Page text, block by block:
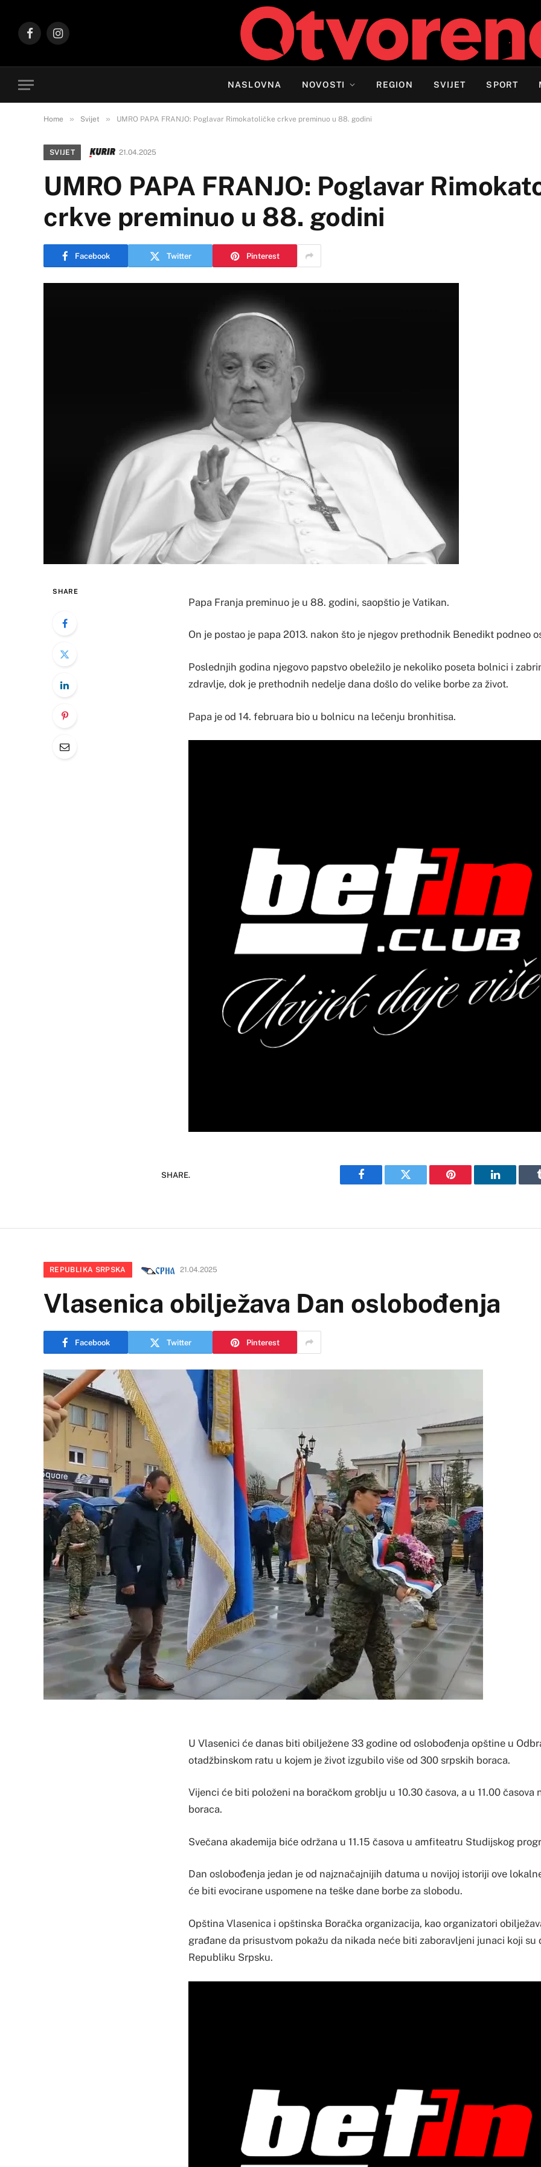
FacebookInstagram
NASLOVNA NOVOSTI REGION SVIJET SPORT
Home » Svijet » UMRO PAPA FRANJO: Poglavar Rimokatoličke crkve preminuo u 88. godini
SVIJET 21.04.2025
UMRO PAPA FRANJO: Poglavar
crkve preminuo u 88. godini
Facebook Twitter Pinterest
SHARE
Papa Franja preminuo je u 88. godini, saopštio je Vatikan.
On je postao je papa 2013. nakon što je njegov prethodnik Benedikt podneo
Poslednjih godina njegovo papstvo obeležilo je nekoliko poseta bolnici i
zdravlje, dok je prethodnih nedelje dana došlo do velike borbe za život.
Papa je od 14. februara bio u bolnicu na lečenju bronhitisa.
SHARE.
Facebook Twitter Pinterest LinkedIn
REPUBLIKA SRPSKA 21.04.2025
Vlasenica obilježava Dan oslobođenja
Facebook Twitter Pinterest
U Vlasenici će danas biti obilježene 33 godine od oslobođenja opštine u
otadžbinskom ratu u kojem je život izgubilo više od 300 srpskih boraca.
Vijenci će biti položeni na boračkom groblju u 10.30 časova, a u 11.00 časova
boraca.
Svečana akademija biće održana u 11.15 časova u amfiteatru Studijskog
Dan oslobođenja jedan je od najznačajnijih datuma u novijoj istoriji ove
će biti evocirane uspomene na teške dane borbe za slobodu.
Opština Vlasenica i opštinska Boračka organizacija, kao organizatori
građane da prisustvom pokažu da nikada neće biti zaboravljeni junaci koji su
Republiku Srpsku.